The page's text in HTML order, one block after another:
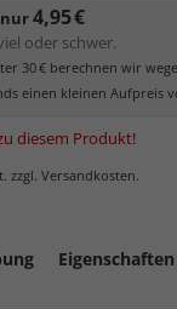
4,95 €
oder schwer.
30 € berechnen wir
einen kleinen Aufpreis
diesem Produkt!
zzgl. Versandkosten.
Eigenschaften